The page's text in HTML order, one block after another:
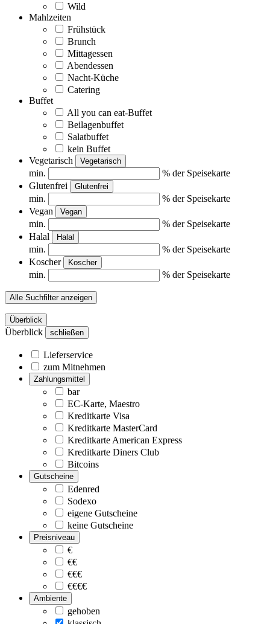
Wild
Mahlzeiten
Frühstück
Brunch
Mittagessen
Abendessen
Nacht-Küche
Catering
Buffet
All you can eat-Buffet
Beilagenbuffet
Salatbuffet
kein Buffet
Vegetarisch
Vegetarisch
min.
% der Speisekarte
Glutenfrei
Glutenfrei
min.
% der Speisekarte
Vegan
Vegan
min.
% der Speisekarte
Halal
Halal
min.
% der Speisekarte
Koscher
Koscher
min. % der Speisekarte
Alle Suchfilter anzeigen
Überblick
Überblick schließen
Lieferservice
zum Mitnehmen
Zahlungsmittel
bar
EC-Karte, Maestro
Kreditkarte Visa
Kreditkarte MasterCard
Kreditkarte American Express
Kreditkarte Diners Club
Bitcoins
Gutscheine
Edenred
Sodexo
eigene Gutscheine
keine Gutscheine
Preisniveau
€
€€
€€€
€€€€
Ambiente
gehoben